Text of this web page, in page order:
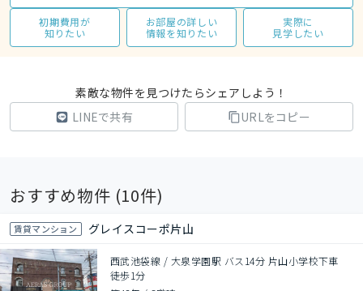
初期費用が
知りたい
お部屋の詳しい
情報を知りたい
実際に
見学したい
素敵な物件を見つけたらシェアしよう！
LINEで共有
URLをコピー
おすすめ物件 (10件)
賃貸マンション グレイスコーポ片山
西武池袋線 / 大泉学園駅 バス14分 片山小学校下車
徒歩1分